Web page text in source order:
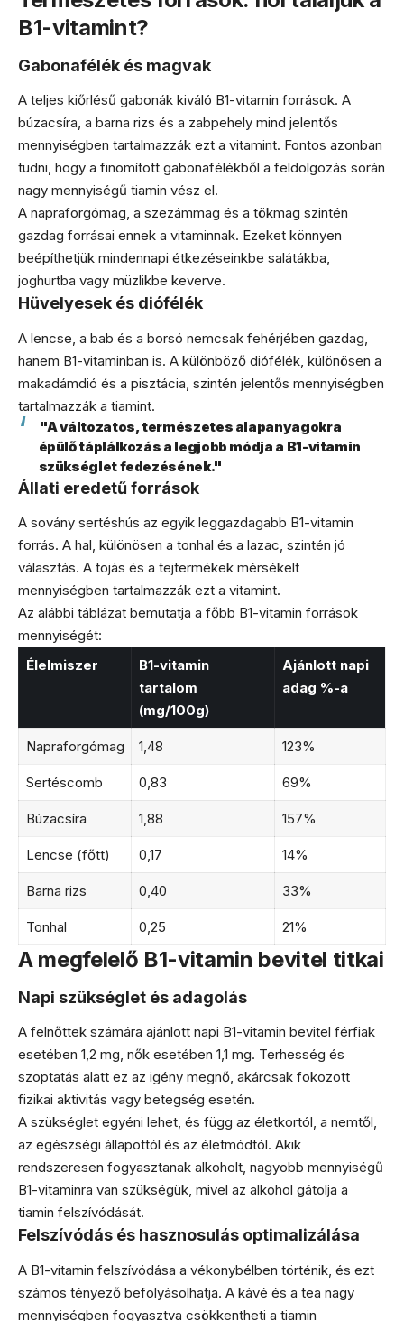
B1-vitamint?
Gabonafélék és magvak
A teljes kiőrlésű gabonák kiváló B1-vitamin források. A
búzacsíra, a barna rizs és a zabpehely mind jelentős
mennyiségben tartalmazzák ezt a vitamint. Fontos azonban
tudni, hogy a finomított gabonafélékből a feldolgozás során
nagy mennyiségű tiamin vész el.
A napraforgómag, a szezámmag és a tökmag szintén
gazdag forrásai ennek a vitaminnak. Ezeket könnyen
beépíthetjük mindennapi étkezéseinkbe salátákba,
joghurtba vagy müzlikbe keverve.
Hüvelyesek és diófélék
A lencse, a bab és a borsó nemcsak fehérjében gazdag,
hanem B1-vitaminban is. A különböző diófélék, különösen a
makadámdió és a pisztácia, szintén jelentős mennyiségben
tartalmazzák a tiamint.
"A változatos, természetes alapanyagokra
épülő táplálkozás a legjobb módja a B1-vitamin
szükséglet fedezésének."
Állati eredetű források
A sovány sertéshús az egyik leggazdagabb B1-vitamin
forrás. A hal, különösen a tonhal és a lazac, szintén jó
választás. A tojás és a tejtermékek mérsékelt
mennyiségben tartalmazzák ezt a vitamint.
Az alábbi táblázat bemutatja a főbb B1-vitamin források
mennyiségét:
Élelmiszer
B1-vitamin
tartalom
(mg/100g)
Ajánlott napi
adag %-a
Napraforgómag 1,48 123%
Sertéscomb 0,83 69%
Búzacsíra 1,88 157%
Lencse (főtt) 0,17 14%
Barna rizs 0,40 33%
Tonhal 0,25 21%
A megfelelő B1-vitamin bevitel titkai
Napi szükséglet és adagolás
A felnőttek számára ajánlott napi B1-vitamin bevitel férfiak
esetében 1,2 mg, nők esetében 1,1 mg. Terhesség és
szoptatás alatt ez az igény megnő, akárcsak fokozott
fizikai aktivitás vagy betegség esetén.
A szükséglet egyéni lehet, és függ az életkortól, a nemtől,
az egészségi állapottól és az életmódtól. Akik
rendszeresen fogyasztanak alkoholt, nagyobb mennyiségű
B1-vitaminra van szükségük, mivel az alkohol gátolja a
tiamin felszívódását.
Felszívódás és hasznosulás optimalizálása
A B1-vitamin felszívódása a vékonybélben történik, és ezt
számos tényező befolyásolhatja. A kávé és a tea nagy
mennyiségben fogyasztva csökkentheti a tiamin